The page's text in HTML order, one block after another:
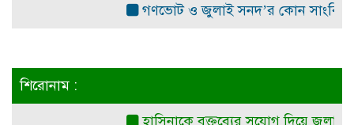
গণভোট ও জুলাই সনদ’র কোন সাংবিধানিক
শিরোনাম :
হাসিনাকে বক্তব্যের সুযোগ দিয়ে জুলাই